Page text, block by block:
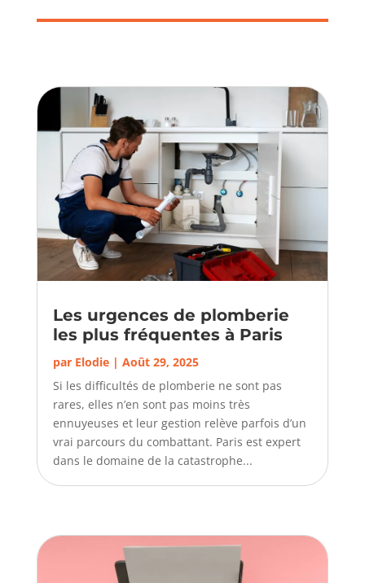
Les urgences de plomberie
les plus fréquentes à Paris
par Elodie| Août 29, 2025
Si les difficultés de plomberie ne sont pas
rares, elles n’en sont pas moins très
ennuyeuses et leur gestion relève parfois d’un
vrai parcours du combattant. Paris est expert
dans le domaine de la catastrophe...